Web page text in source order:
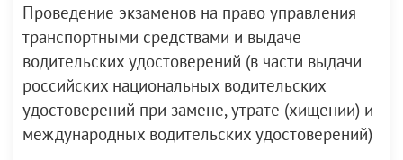
Проведение экзаменов на право управления
транспортными средствами и выдаче
водительских удостоверений (в части выдачи
российских национальных водительских
удостоверений при замене, утрате (хищении) и
международных водительских удостоверений)